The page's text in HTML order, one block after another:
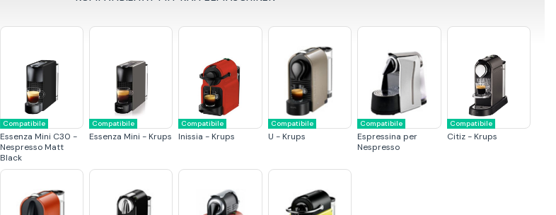
Compatibile
Essenza Mini C30 -
Nespresso Matt
Black
Compatibile
Essenza Mini - Krups
Compatibile
Inissia - Krups
Compatibile
U - Krups
Compatibile
Espressina per
Nespresso
Compatibile
Citiz - Krups